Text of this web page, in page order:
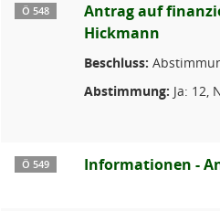
Ö 548
Antrag auf
Hickmann
Beschluss:
Abstimmung: Ja: 12,
Ö 549 Informationen -